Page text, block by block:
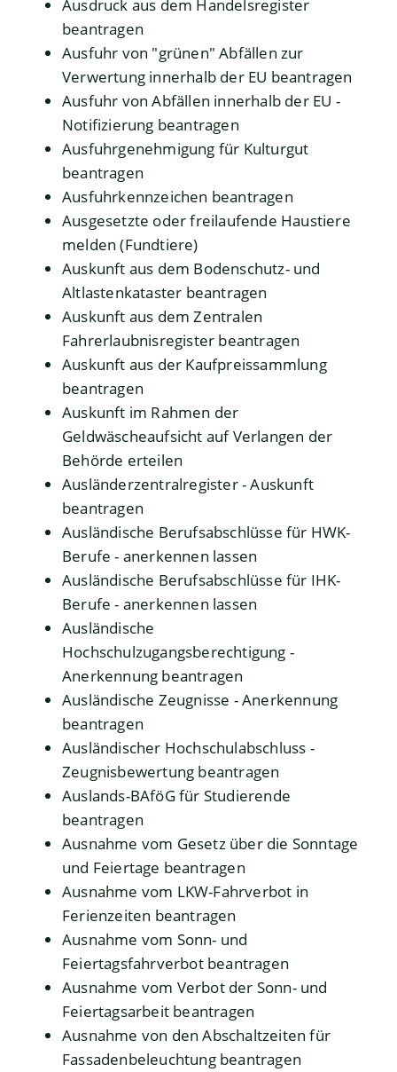
Ausdruck aus dem Handelsregister
beantragen
Ausfuhr von "grünen" Abfällen zur
Verwertung innerhalb der EU beantragen
Ausfuhr von Abfällen innerhalb der EU -
Notifizierung beantragen
Ausfuhrgenehmigung für Kulturgut
beantragen
Ausfuhrkennzeichen beantragen
Ausgesetzte oder freilaufende Haustiere
melden (Fundtiere)
Auskunft aus dem Bodenschutz- und
Altlastenkataster beantragen
Auskunft aus dem Zentralen
Fahrerlaubnisregister beantragen
Auskunft aus der Kaufpreissammlung
beantragen
Auskunft im Rahmen der
Geldwäscheaufsicht auf Verlangen der
Behörde erteilen
Ausländerzentralregister - Auskunft
beantragen
Ausländische Berufsabschlüsse für HWK-
Berufe - anerkennen lassen
Ausländische Berufsabschlüsse für IHK-
Berufe - anerkennen lassen
Ausländische
Hochschulzugangsberechtigung -
Anerkennung beantragen
Ausländische Zeugnisse - Anerkennung
beantragen
Ausländischer Hochschulabschluss -
Zeugnisbewertung beantragen
Auslands-BAföG für Studierende
beantragen
Ausnahme vom Gesetz über die Sonntage
und Feiertage beantragen
Ausnahme vom LKW-Fahrverbot in
Ferienzeiten beantragen
Ausnahme vom Sonn- und
Feiertagsfahrverbot beantragen
Ausnahme vom Verbot der Sonn- und
Feiertagsarbeit beantragen
Ausnahme von den Abschaltzeiten für
Fassadenbeleuchtung beantragen